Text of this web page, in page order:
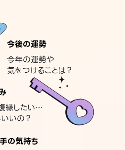
今後の運勢
今年の運勢や
気をつけることは？
縁したい…
いの？
の気持ち